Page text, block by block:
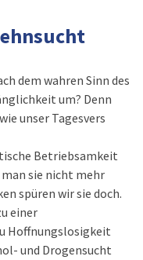
dem wahren Sinn des
um? Denn
unser Tagesvers
Betriebsamkeit
sie nicht mehr
spüren wir sie doch.
einer
Hoffnungslosigkeit
und Drogensucht